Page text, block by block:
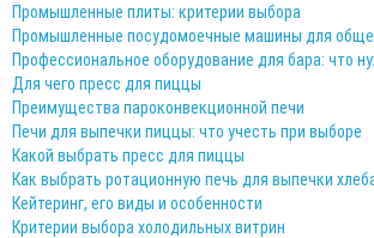
Промышленные плиты: критерии выбора
Промышленные посудомоечные машины для
Профессиональное оборудование для бара: что
Для чего пресс для пиццы
Преимущества пароконвекционной печи
Печи для выпечки пиццы: что учесть при выборе
Какой выбрать пресс для пиццы
Как выбрать ротационную печь для выпечки
Кейтеринг, его виды и особенности
Критерии выбора холодильных витрин